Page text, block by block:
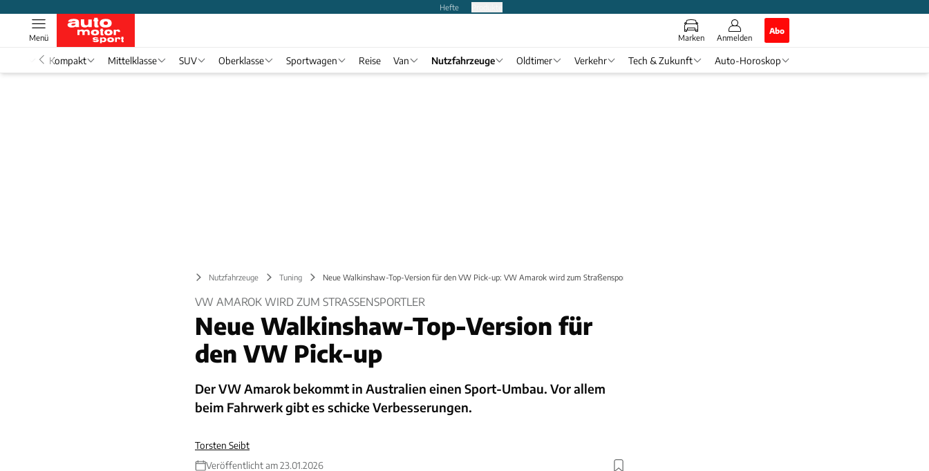
Hefte
Marken Anmelden
Abo
Menü
Kompakt Mittelklasse SUV Oberklasse Sportwagen Reise Van Nutzfahrzeuge Oldtimer Verkehr Tech & Zukunft Auto-Horoskop
Nutzfahrzeuge Tuning Neue Walkinshaw-Top-Version für den VW Pick-up: VW Amarok wird zum Straßensportler
VW AMAROK WIRD ZUM STRASSENSPORTLER
Neue Walkinshaw-Top-Version für
den VW Pick-up
Der VW Amarok bekommt in Australien einen Sport-Umbau. Vor allem
beim Fahrwerk gibt es schicke Verbesserungen.
Torsten Seibt
Veröffentlicht am 23.01.2026